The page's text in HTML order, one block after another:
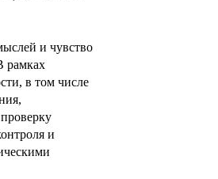
и чувство
рамках
в том числе
и